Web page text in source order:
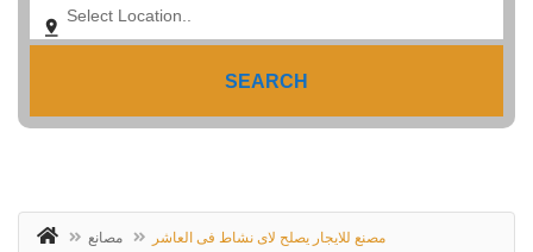
SEARCH
مصانع مصنع للايجار يصلح لاى نشاط فى العاشر